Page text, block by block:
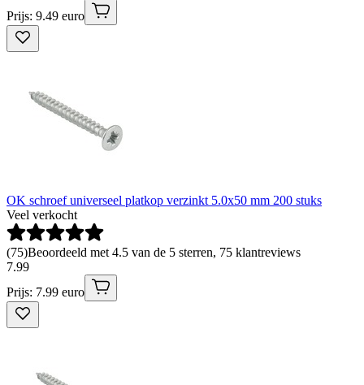
Prijs: 9.49 euro
OK schroef universeel platkop verzinkt 5.0x50 mm 200 stuks
Veel verkocht
(75)Beoordeeld met 4.5 van de 5 sterren, 75 klantreviews
7.99
Prijs: 7.99 euro